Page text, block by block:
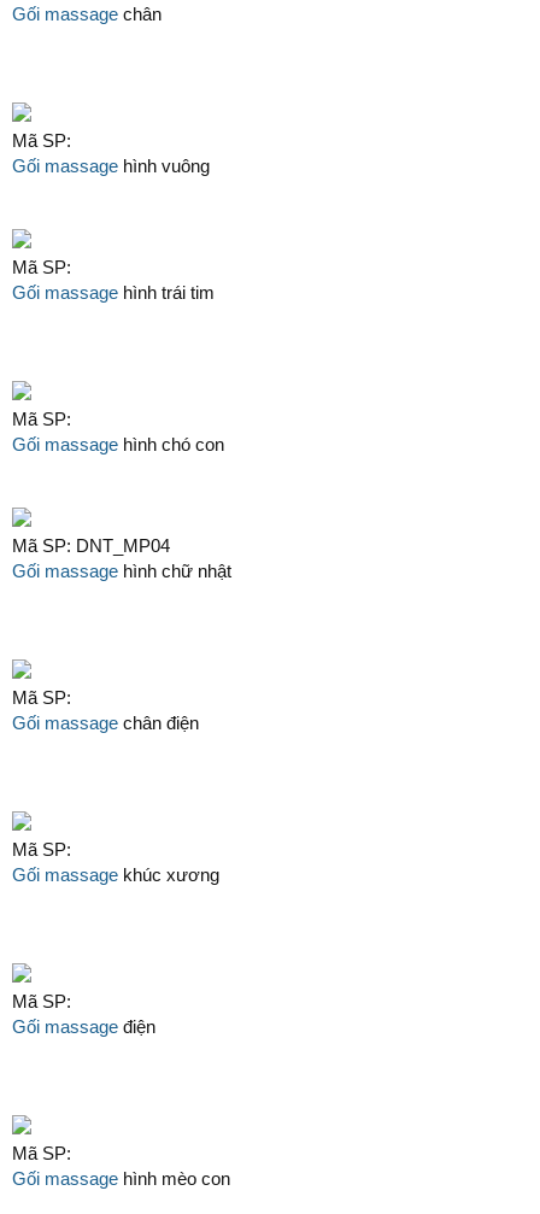
Gối massage chân
Mã SP:
Gối massage hình vuông
Mã SP:
Gối massage hình trái tim
Mã SP:
Gối massage hình chó con
Mã SP: DNT_MP04
Gối massage hình chữ nhật
Mã SP:
Gối massage chân điện
Mã SP:
Gối massage khúc xương
Mã SP:
Gối massage điện
Mã SP:
Gối massage hình mèo con